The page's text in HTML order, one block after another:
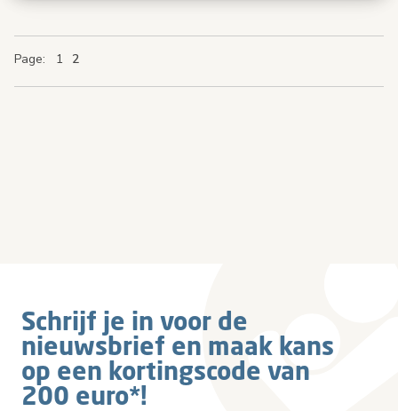
Page Page
Page
Page
1 You're currently reading page
2
Schrijf je in voor de
nieuwsbrief en maak kans
op een kortingscode van
200 euro*!